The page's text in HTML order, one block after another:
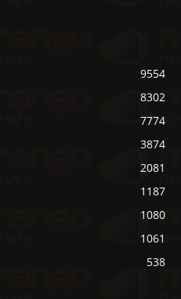
9554
8302
7774
3874
2081
1187
1080
1061
538